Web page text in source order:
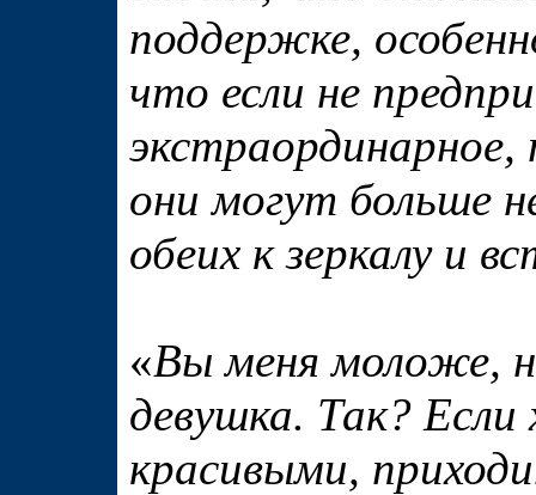
поддержке,
что если не
экстраординарное,
они могут больше
обеих к зеркалу и
«Вы меня моложе,
девушка. Так?
красивыми,